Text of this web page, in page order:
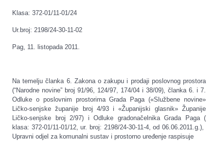
Klasa: 372-01/11-01/24
Ur.broj: 2198/24-30-11-02
Pag, 11. listopada 2011.
Na temelju članka 6. Zakona o zakupu i prodaji poslovnog prostora
(“Narodne novine” broj 91/96, 124/97, 174/04 i 38/09), članka 6. i 7.
Odluke o poslovnim prostorima Grada Paga («Službene novine»
Ličko-senjske županije broj 4/93 i «Županijski glasnik» Županije
Ličko-senjske broj 2/97) i Odluke gradonačelnika Grada Paga (
klasa: 372-01/11-01/12, ur. broj: 2198/24-30-11-4, od 06.06.2011.g.),
Upravni odjel za komunalni sustav i prostorno uređenje raspisuje